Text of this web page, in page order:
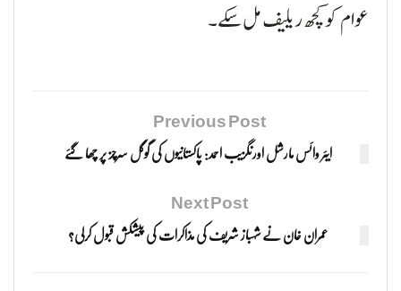
عوام کو کچھ ریلیف مل سکے۔
Previous Post
ایئر وائس مارشل اورنگزیب احمد: پاکستانیوں کی گوگل سرچز پر چھا گئے
Next Post
عمران خان نے شہباز شریف کی مذاکرات کی پیشکش قبول کرلی؟